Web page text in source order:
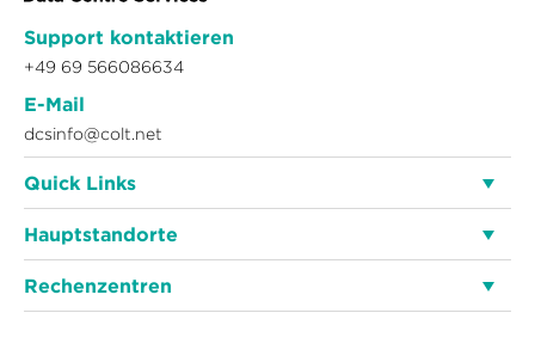
Support kontaktieren
+49 69 566086634
E-Mail
dcsinfo@colt.net
Quick Links
Hauptstandorte
Rechenzentren